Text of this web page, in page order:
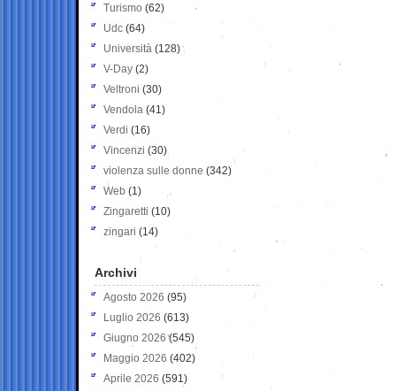
Turismo (62)
Udc (64)
Università (128)
V-Day (2)
Veltroni (30)
Vendola (41)
Verdi (16)
Vincenzi (30)
violenza sulle donne (342)
Web (1)
Zingaretti (10)
zingari (14)
Archivi
Agosto 2026 (95)
Luglio 2026 (613)
Giugno 2026 (545)
Maggio 2026 (402)
Aprile 2026 (591)